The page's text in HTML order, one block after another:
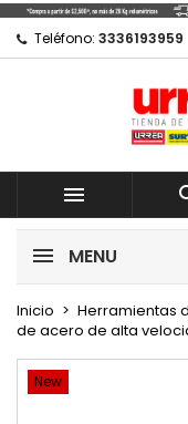
Teléfono: 3336193959

MENU
Inicio Herramientas
de acero de alta
New
Mi lista de
Crear nueva
Crear lista
Nombre de la
Iniciar
Debe iniciar
lista de deseos.